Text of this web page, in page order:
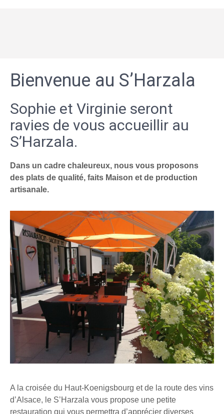
Bienvenue au S’Harzala
Sophie et Virginie seront
ravies de vous accueillir au
S’Harzala.
Dans un cadre chaleureux, nous vous proposons
des plats de qualité, faits Maison et de production
artisanale.
A la croisée du Haut-Koenigsbourg et de la route des vins
d’Alsace, le S’Harzala vous propose une petite
restauration qui vous permettra d’apprécier diverses